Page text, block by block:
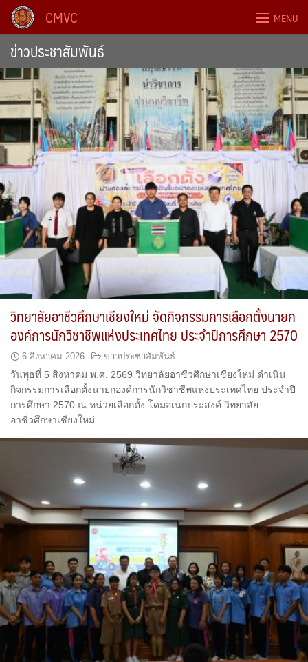
Skip
content
CMVC MENU
ข่าวประชาสัมพันธ์
วิทยาลัยอาชีวศึกษาเชียงใหม่ จัดกิจกรรมการเลือกตั้งนายก
องค์การนักวิชาชีพแห่งประเทศไทย ประจำปีการศึกษา 2570
6 สิงหาคม 2026 ข่าวประชาสัมพันธ์
วันพุธที่ 5 สิงหาคม พ.ศ. 2569 วิทยาลัยอาชีวศึกษาเชียงใหม่ ดำเนิน
กิจกรรมการเลือกตั้งนายกองค์การนักวิชาชีพแห่งประเทศไทย ประจำปี
การศึกษา 2570 ณ หน่วยเลือกตั้ง โดมอเนกประสงค์ วิทยาลัย
อาชีวศึกษาเชียงใหม่